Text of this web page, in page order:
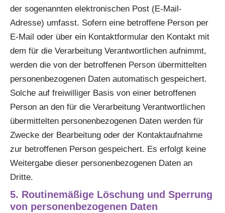
der sogenannten elektronischen Post (E-Mail-
Adresse) umfasst. Sofern eine betroffene Person per
E-Mail oder über ein Kontaktformular den Kontakt mit
dem für die Verarbeitung Verantwortlichen aufnimmt,
werden die von der betroffenen Person übermittelten
personenbezogenen Daten automatisch gespeichert.
Solche auf freiwilliger Basis von einer betroffenen
Person an den für die Verarbeitung Verantwortlichen
übermittelten personenbezogenen Daten werden für
Zwecke der Bearbeitung oder der Kontaktaufnahme
zur betroffenen Person gespeichert. Es erfolgt keine
Weitergabe dieser personenbezogenen Daten an
Dritte.
5. Routinemäßige Löschung und Sperrung
von personenbezogenen Daten